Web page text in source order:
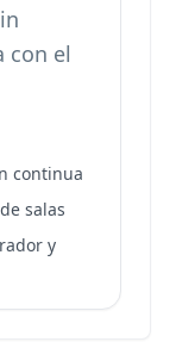
con el
continua
salas
y